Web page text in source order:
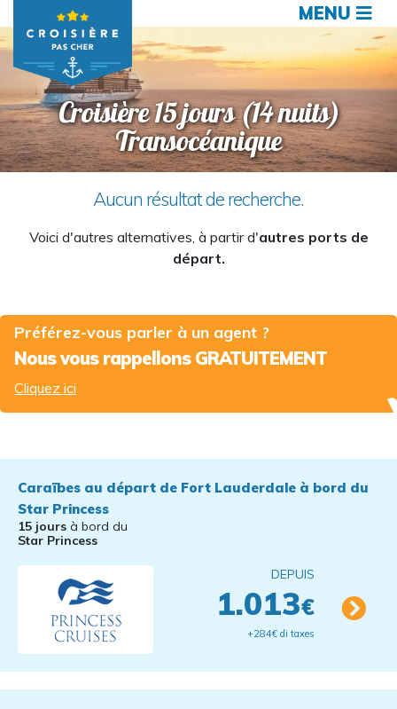
MENU
Croisière 15 jours (14 nuits)
Transocéanique
Aucun résultat de recherche.
Voici d'autres alternatives, à partir d'autres ports de
départ.
Préférez-vous parler à un agent ?
Nous vous rappellons GRATUITEMENT
Cliquez ici
Caraïbes au départ de Fort Lauderdale à bord du
Star Princess
15 jours à bord du
Star Princess
DEPUIS
1.013€
+284€ di taxes